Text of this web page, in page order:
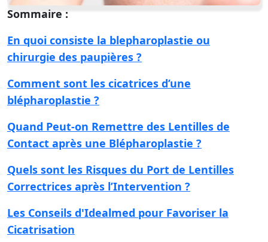
Sommaire :
En quoi consiste la blepharoplastie ou
chirurgie des paupières ?
Comment sont les cicatrices d’une
blépharoplastie ?
Quand Peut-on Remettre des Lentilles de
Contact après une Blépharoplastie ?
Quels sont les Risques du Port de Lentilles
Correctrices après l’Intervention ?
Les Conseils d'Idealmed pour Favoriser la
Cicatrisation